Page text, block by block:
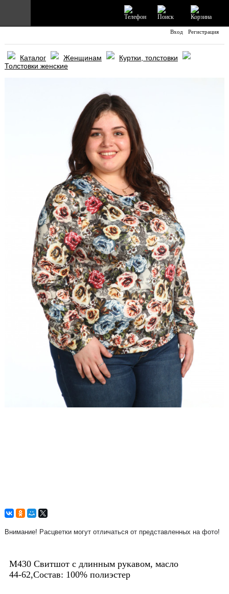
Каталог
Доставка и Оплата
Вход Регистрация
Каталог Женщинам
Куртки, толстовки
Толстовки женские
Внимание! Расцветки могут отличаться от представленных на фото!
М430 Свитшот с длинным рукавом, масло
44-62,Состав: 100% полиэстер